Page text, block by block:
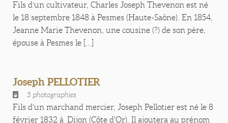
Fils d’un cultivateur, Charles Joseph Thevenon est né
le 18 septembre 1848 à Pesmes (Haute-Saône). En 1854,
Jeanne Marie Thevenon, une cousine (?) de son père,
épouse à Pesmes le [...]
Joseph PELLOTIER
5 photographies
Fils d'un marchand mercier, Joseph Pellotier est né le 8
février 1832 à Dijon (Côte d'Or). Il ajoutera au prénom